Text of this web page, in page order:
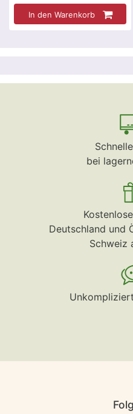
In den Warenkorb
bei
Deutschland und
Schweiz